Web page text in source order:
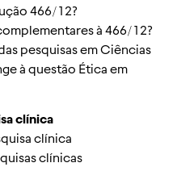
466/12?
à 466/12?
pesquisas em Ciências
à questão Ética em
clínica
clínica
clínicas